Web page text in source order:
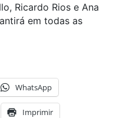
Ricardo Rios e Ana
em todas as
WhatsApp
Imprimir